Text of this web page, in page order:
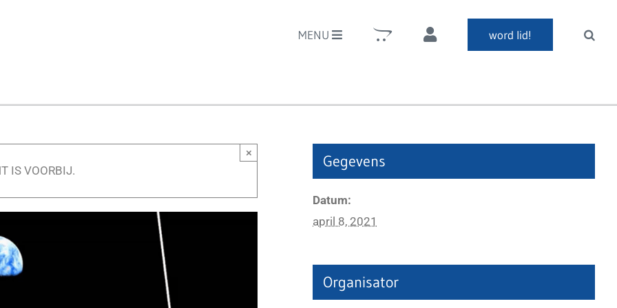
MENU word lid!
IS VOORBIJ.
× Gegevens
Datum:
april 8, 2021
Organisator